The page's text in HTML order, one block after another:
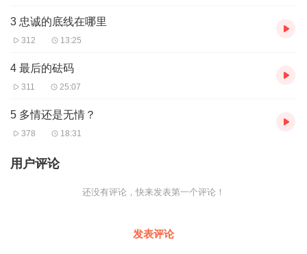
3 忠诚的底线在哪里
312 13:25
4 最后的砝码
311 25:07
5 多情还是无情？
378 18:31
用户评论
还没有评论，快来发表第一个评论！
发表评论